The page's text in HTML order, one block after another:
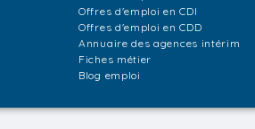
Offres d'emploi en CDI
Offres d'emploi en CDD
Annuaire des agences intérim
Fiches métier
Blog emploi